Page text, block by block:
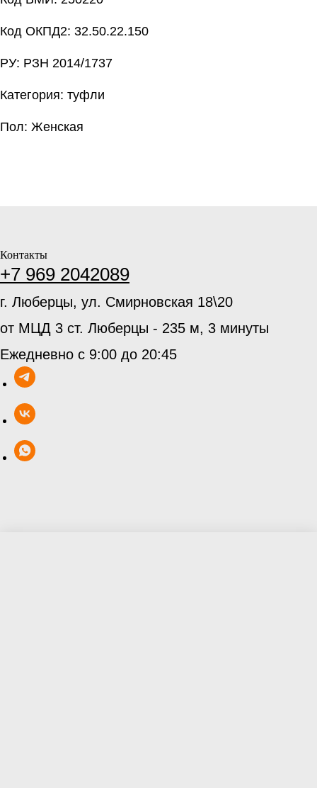
Код ОКПД2: 32.50.22.150
РУ: РЗН 2014/1737
Категория: туфли
Пол: Женская
Контакты
+7 969 2042089
г. Люберцы, ул. Смирновская 18\20
от МЦД 3 ст. Люберцы - 235 м, 3 минуты
Ежедневно с 9:00 до 20:45